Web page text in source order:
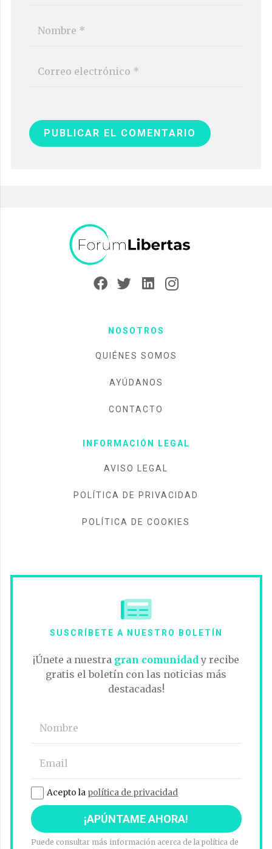
PUBLICAR EL COMENTARIO
NOSOTROS
QUIÉNES SOMOS
AYÚDANOS
CONTACTO
INFORMACIÓN LEGAL
AVISO LEGAL
POLÍTICA DE PRIVACIDAD
POLÍTICA DE COOKIES
SUSCRÍBETE A NUESTRO BOLETÍN
¡Únete a nuestra gran comunidady recibe
gratis el boletín con las noticias más
destacadas!
Acepto la política de privacidad
Puede consultar más información acerca de la política de